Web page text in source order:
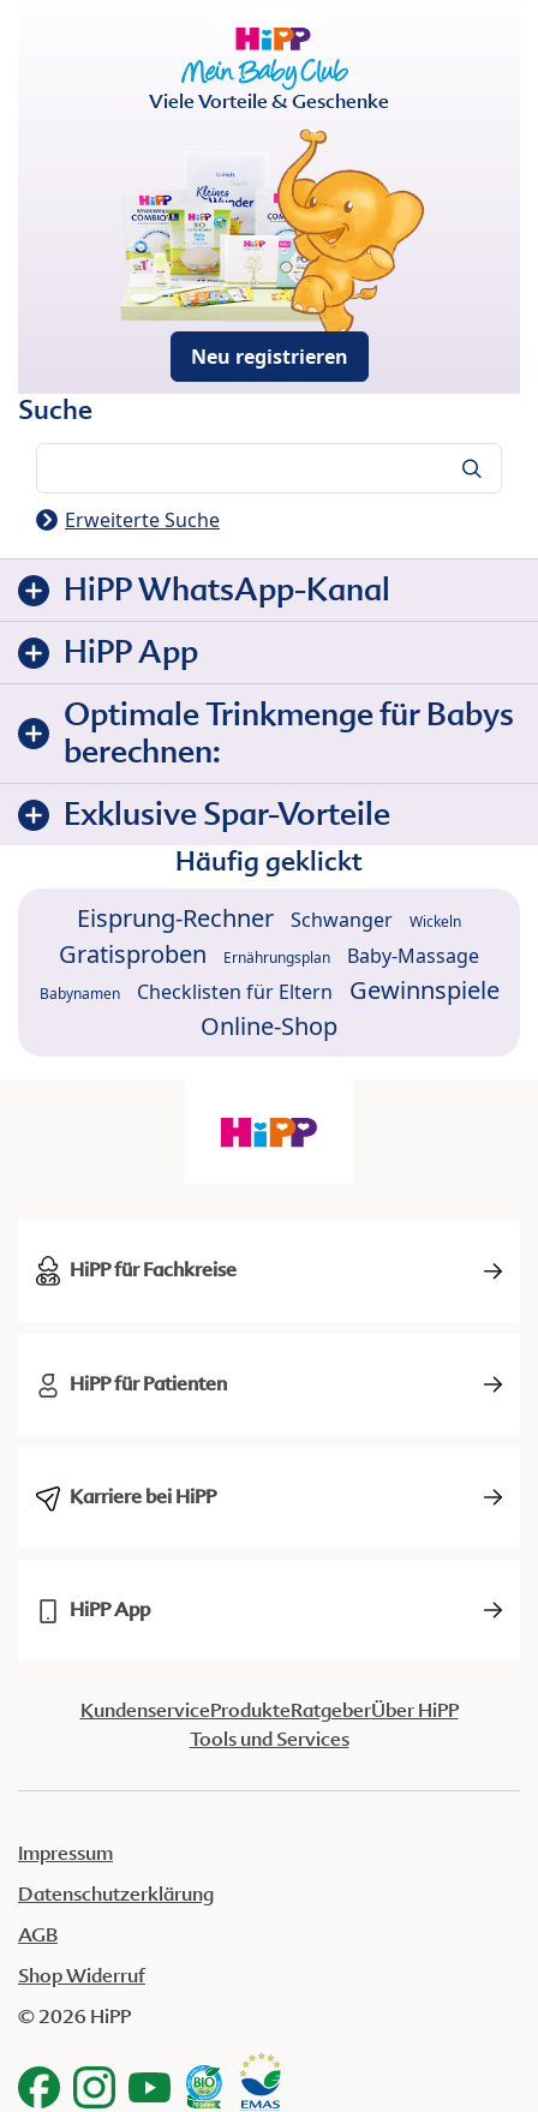
Viele Vorteile & Geschenke
Neu registrieren
Suche
Erweiterte Suche
HiPP WhatsApp-Kanal
HiPP App
Optimale Trinkmenge für Babys
berechnen:
Exklusive Spar-Vorteile
Häufig geklickt
Eisprung-Rechner Schwanger Wickeln
Gratisproben Ernährungsplan Baby-Massage
Babynamen Checklisten für Eltern
Gewinnspiele
Online-Shop
HiPP für Fachkreise
HiPP für Patienten
Karriere bei HiPP
HiPP App
KundenserviceProdukteRatgeberÜber HiPP
Tools und Services
Impressum
Datenschutzerklärung
AGB
Shop Widerruf
© 2026 HiPP